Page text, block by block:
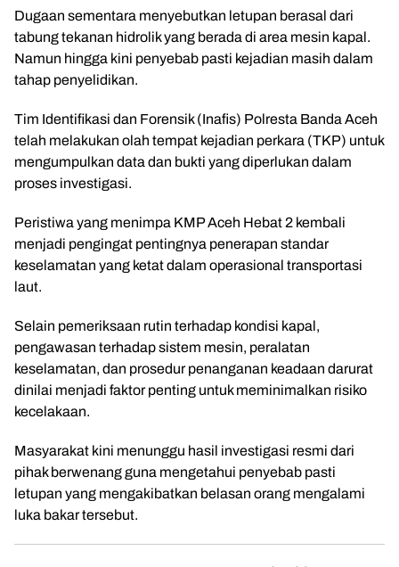
Dugaan sementara menyebutkan letupan berasal dari
tabung tekanan hidrolik yang berada di area mesin kapal.
Namun hingga kini penyebab pasti kejadian masih dalam
tahap penyelidikan.
Tim Identifikasi dan Forensik (Inafis) Polresta Banda Aceh
telah melakukan olah tempat kejadian perkara (TKP) untuk
mengumpulkan data dan bukti yang diperlukan dalam
proses investigasi.
Peristiwa yang menimpa KMP Aceh Hebat 2 kembali
menjadi pengingat pentingnya penerapan standar
keselamatan yang ketat dalam operasional transportasi
laut.
Selain pemeriksaan rutin terhadap kondisi kapal,
pengawasan terhadap sistem mesin, peralatan
keselamatan, dan prosedur penanganan keadaan darurat
dinilai menjadi faktor penting untuk meminimalkan risiko
kecelakaan.
Masyarakat kini menunggu hasil investigasi resmi dari
pihak berwenang guna mengetahui penyebab pasti
letupan yang mengakibatkan belasan orang mengalami
luka bakar tersebut.